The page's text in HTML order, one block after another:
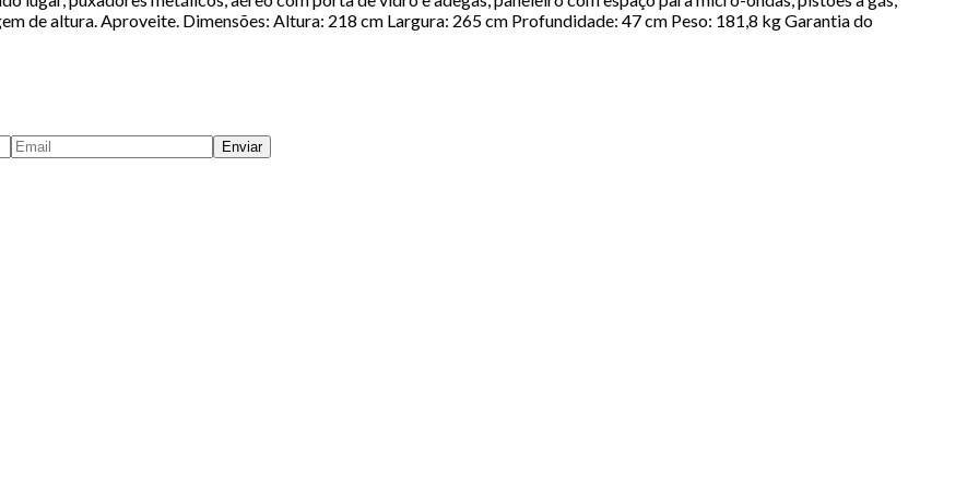
de altura. Aproveite. Dimensões: Altura: 218 cm Largura: 265 cm Profundidade: 47 cm Peso: 181,8 kg Garantia do
Enviar